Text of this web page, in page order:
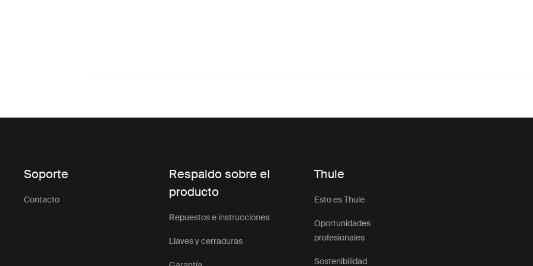
Soporte
Contacto
Respaldo sobre el
producto
Repuestos e instrucciones
Llaves y cerraduras
Thule
Esto es Thule
Oportunidades
profesionales
Sostenibilidad